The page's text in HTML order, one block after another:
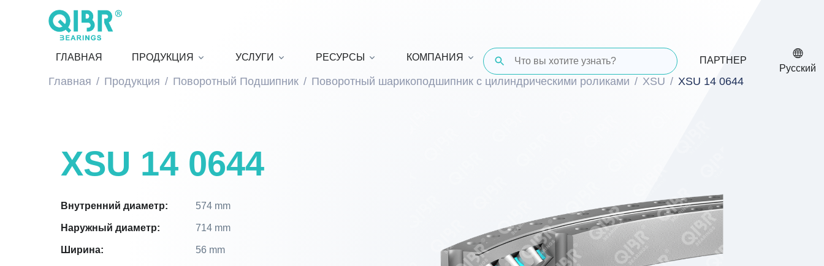
ГЛАВНАЯ ПРОДУКЦИЯ УСЛУГИ РЕСУРСЫ КОМПАНИЯ ПАРТНЕР
Русский
Главная Продукция Поворотный Подшипник Поворотный шарикоподшипник с цилиндрическими роликами XSU XSU 14 0644
XSU 14 0644
Внутренний диаметр: 574 mm
Наружный диаметр: 714 mm
Ширина: 56 mm